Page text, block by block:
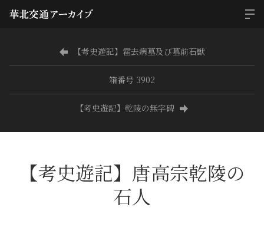
【考史遊記】霍去病墓及び墓前石獣
箱番号 3902
【考史遊記】乾陵の無字碑
【考史遊記】唐高宗乾陵の
石人